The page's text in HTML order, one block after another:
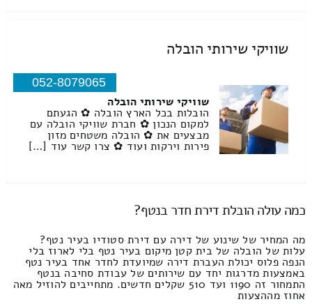
שוויקי שירותי הובלה
052-8079065
שוויקי שירותי הובלה
הובלות בכל הארץ הובלה ✿ הגעתם
למקום הנכון ✿ חברת שוויקי הובלה עם
מבצעים את ✿ הובלה משטחים מזון
פירות וירקות ועוד ✿ צרו קשר עוד […]
כמה עולה הובלת דירת חדר בנטף?
מה המחיר של שינוע של דירה עם דירת סטודיו בעיר נטף?
עלות של הובלה של בית קטן מיקום בעיר נטף בלי לארוז בלי
הנפה פלוס יכולת העברת דירה שמיועדת לחדר אחד בעיר נטף
באמצעות מדרגות יחד עם שירותים של עבודת סחיבה בנטף
התמחור זה 1190 ועד 510 שקלים חדשים. מתחייבים להוזיל מאה
אחוז מההצעות